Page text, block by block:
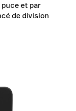
et par
de division